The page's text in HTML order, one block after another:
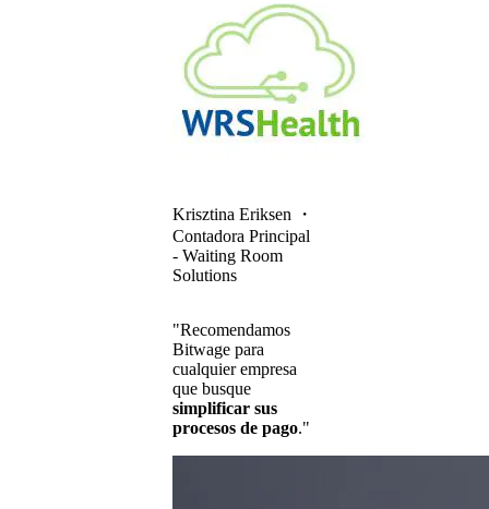
Krisztina Eriksen ・
Contadora Principal
- Waiting Room
Solutions
"Recomendamos
Bitwage para
cualquier empresa
que busque
simplificar sus
procesos de pago."